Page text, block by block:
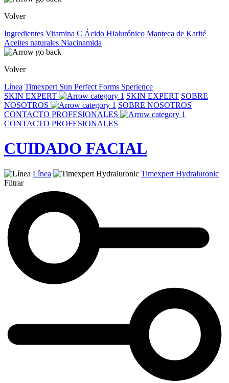
Volver
Ingredientes Vitamina C Ácido Hialurónico Manteca de Karité
Aceites naturales Niacinamida
Volver
Línea Timexpert Sun Perfect Forms Sperience
SKIN EXPERT
SKIN EXPERT SOBRE
NOSOTROS
SOBRE NOSOTROS
CONTACTO PROFESIONALES
CONTACTO PROFESIONALES
CUIDADO FACIAL
Línea
Timexpert Hydraluronic
Filtrar